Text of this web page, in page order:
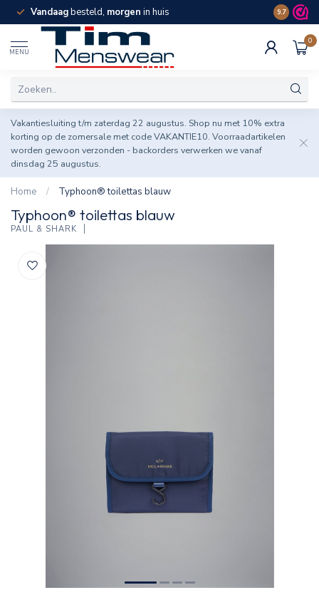
Vandaagbesteld, morgen in huis Spaar
9.7
MENU
0
Vakantiesluiting t/m zaterdag 22 augustus. Shop nu met 10% extra
korting op de zomersale met code VAKANTIE10. Voorraadartikelen
worden gewoon verzonden - backorders verwerken we vanaf
dinsdag 25 augustus.
Home / Typhoon® toilettas blauw
Typhoon® toilettas blauw
PAUL & SHARK